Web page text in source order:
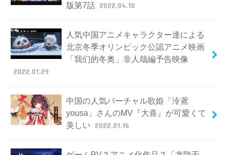
版第7話 2022.04.10
人気中国アニメキャラクター達による
北京冬季オリンピック公認アニメ映画
「我们的冬奥」非人哉編予告映像
2022.01.29
中国の人気バーチャル歌姫「泠鳶
yousa」さんのMV『大喜』が可愛くて
美しい 2022.01.16